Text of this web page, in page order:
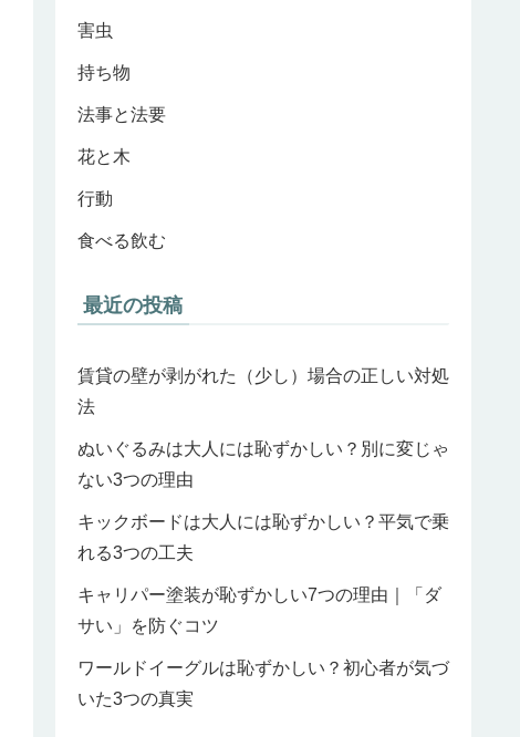
害虫
持ち物
法事と法要
花と木
行動
食べる飲む
最近の投稿
賃貸の壁が剥がれた（少し）場合の正しい対処
法
ぬいぐるみは大人には恥ずかしい？別に変じゃ
ない3つの理由
キックボードは大人には恥ずかしい？平気で乗
れる3つの工夫
キャリパー塗装が恥ずかしい7つの理由｜「ダ
サい」を防ぐコツ
ワールドイーグルは恥ずかしい？初心者が気づ
いた3つの真実